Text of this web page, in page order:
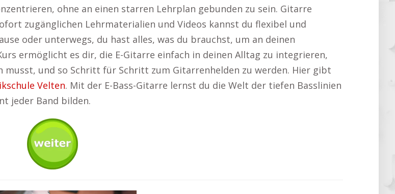
ohne an einen starren Lehrplan gebunden zu sein. Gitarre
zugänglichen Lehrmaterialien und Videos kannst du flexibel und
oder unterwegs, du hast alles, was du brauchst, um an deinen
ermöglicht es dir, die E-Gitarre einfach in deinen Alltag zu integrieren,
und so Schritt für Schritt zum Gitarrenhelden zu werden. Hier gibt
Velten. Mit der E-Bass-Gitarre lernst du die Welt der tiefen Basslinien
jeder Band bilden.